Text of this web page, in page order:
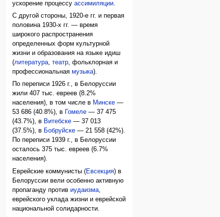
ускорение процессуассимиляции
С другой стороны, 1920-е гг. и первая
половина 1930-х гг. — время
широкого распространения
определенных форм культурной
жизни и образования на языке идиш
(литература,театр, фольклорная и
профессиональнаямузыка).
По переписи 1926 г., в Белоруссии
жили 407 тыс. евреев (8.2%
населения), в том числе в Минске —
53 686 (40.8%), в
Гомеле — 37 475
(43.7%), в Витебске — 37 013
(37.5%), в Бобруйске — 21 558 (42%).
По переписи 1939 г., в Белоруссии
осталось 375 тыс. евреев (6.7%
населения).
Еврейские коммунисты (Евсекция) в
Белоруссии вели особенно активную
пропаганду противиудаизма
еврейского уклада жизни и еврейской
национальной солидарности.